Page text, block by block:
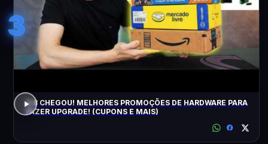
3
8.8 CHEGOU! MELHORES PROMOÇÕES DE HARDWARE PARA
FAZER UPGRADE! (CUPONS E MAIS)